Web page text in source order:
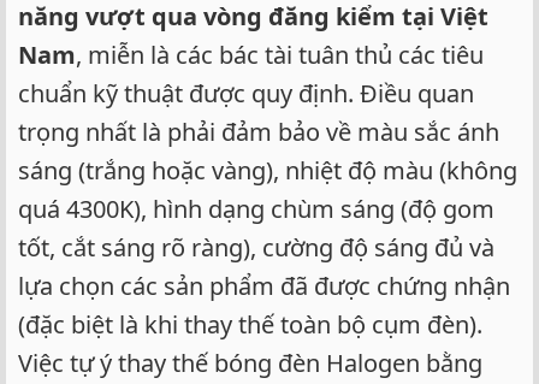
năng vượt qua vòng đăng kiểm tại Việt
Nam, miễn là các bác tài tuân thủ các tiêu
chuẩn kỹ thuật được quy định. Điều quan
trọng nhất là phải đảm bảo về màu sắc ánh
sáng (trắng hoặc vàng), nhiệt độ màu (không
quá 4300K), hình dạng chùm sáng (độ gom
tốt, cắt sáng rõ ràng), cường độ sáng đủ và
lựa chọn các sản phẩm đã được chứng nhận
(đặc biệt là khi thay thế toàn bộ cụm đèn).
Việc tự ý thay thế bóng đèn Halogen bằng